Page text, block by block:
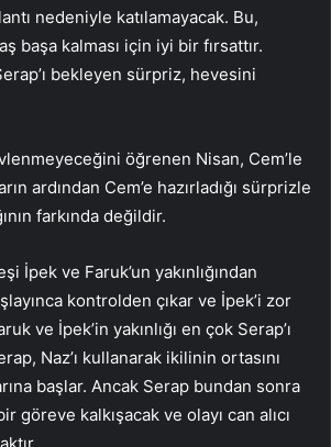
nedeniyle katılamayacak. Bu,
başa kalması için iyi bir fırsattır.
bekleyen sürpriz, hevesini
öğrenen Nisan, Cem’le
ardından Cem’e hazırladığı sürprizle
farkında değildir.
İpek ve Faruk’un yakınlığından
kontrolden çıkar ve İpek’i zor
ve İpek’in yakınlığı en çok Serap’ı
Naz’ı kullanarak ikilinin ortasını
başlar. Ancak Serap bundan sonra
göreve kalkışacak ve olayı can alıcı